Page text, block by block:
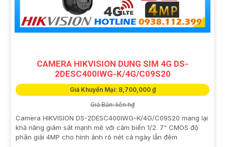
CAMERA HIKVISION DUNG SIM 4G DS-
2DESC400IWG-K/4G/C09S20
Giá Khuyến Mại: 8,700,000 ₫
Giá Bán: liên h₫
Camera HIKVISION DS-2DESC400IWG-K/4G/C09S20 mang lại
khả năng giám sát mạnh mẽ với cảm biến 1/2. 7" CMOS độ
phân giải 4MP cho hình ảnh rõ nét cả ngày lẫn đêm